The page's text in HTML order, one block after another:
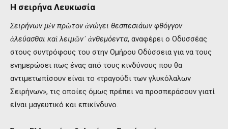
Η σειρήνα Λευκωσία
Σειρήνων μὲν πρῶτον ἀνώγει θεσπεσιάων φθόγγον
ἀλεύασθαι καὶ λειμῶν᾿ ἀνθεμόεντα, αναφέρει ο Οδυσσέας
στους συντρόφους του στην Ομήρου Οδύσσεια για να τους
ενημερώσει πως ένας από τους κινδύνους που θα
αντιμετωπίσουν είναι το «τραγούδι των γλυκόλαλων
Σειρήνων», τις οποίες όμως πρέπει να προσπεράσουν γιατί
είναι μαγευτικό και επικίνδυνο.